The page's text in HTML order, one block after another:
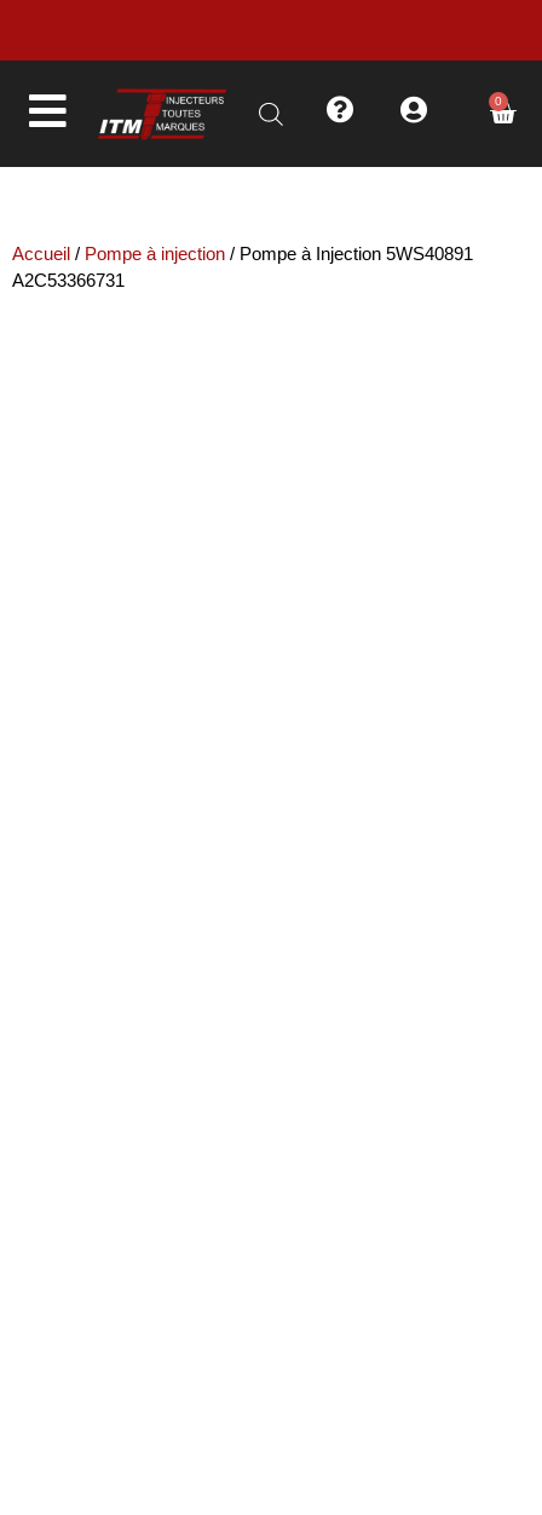
LIVRAISON EN MOINS DE 48H 0
Accueil / Pompe à injection / Pompe à Injection 5WS40891
A2C53366731